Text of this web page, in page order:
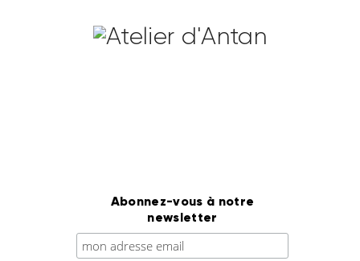
Abonnez-vous à notre
newsletter